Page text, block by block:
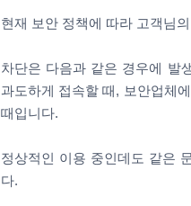
현재 보안 정책에 따라 고객님
차단은 다음과 같은 경우에 발
과도하게 접속할 때, 보안업체
때입니다.
정상적인 이용 중인데도 같은
다.